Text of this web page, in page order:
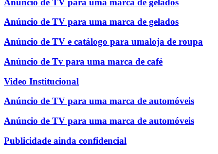
Anúncio de TV para uma marca de gelados
Anúncio de TV para uma marca de gelados
Anúncio de TV e catálogo para umaloja de roupa
Anúncio de Tv para uma marca de café
Video Institucional
Anúncio de TV para uma marca de automóveis
Anúncio de TV para uma marca de automóveis
Publicidade ainda confidencial